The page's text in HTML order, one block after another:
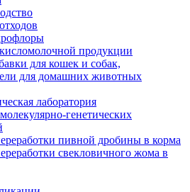
продукции
для кошек и собак,
для домашних животных
лаборатория
генетических
пивной дробины в корма
свекловичного жома в